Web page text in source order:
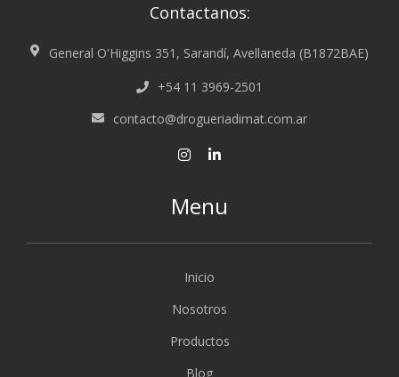
Contactanos:
General O'Higgins 351, Sarandí, Avellaneda (B1872BAE)
+54 11 3969-2501
contacto@drogueriadimat.com.ar
Menu
Inicio
Nosotros
Productos
Blog